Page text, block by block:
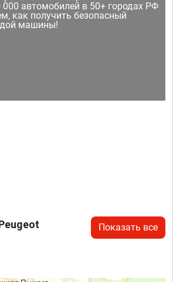
автомобилей в 50+ городах РФ
как получить безопасный
машины!
Показать все